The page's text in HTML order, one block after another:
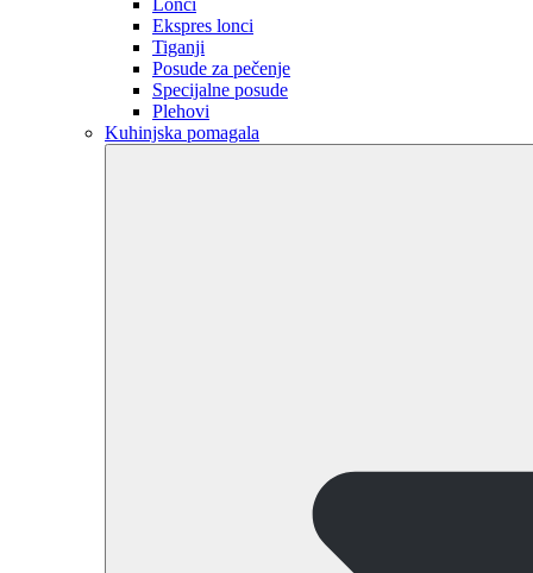
Lonci
Ekspres lonci
Tiganji
Posude za pečenje
Specijalne posude
Plehovi
Kuhinjska pomagala